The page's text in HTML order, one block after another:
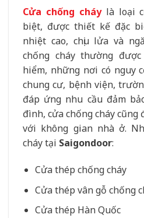
Cửa chống cháylà loại
biệt, được thiết kế đặc
nhiệt cao, chịu lửa và
chống cháy thường
hiểm, những nơi có nguy
chung cư, bệnh viện,
đáp ứng nhu cầu đảm
đình, cửa chống cháy
với không gian nhà ở.
cháy tại Saigondoor:
Cửa thép chống cháy
Cửa thép vân gỗ chống
Cửa thép Hàn Quốc